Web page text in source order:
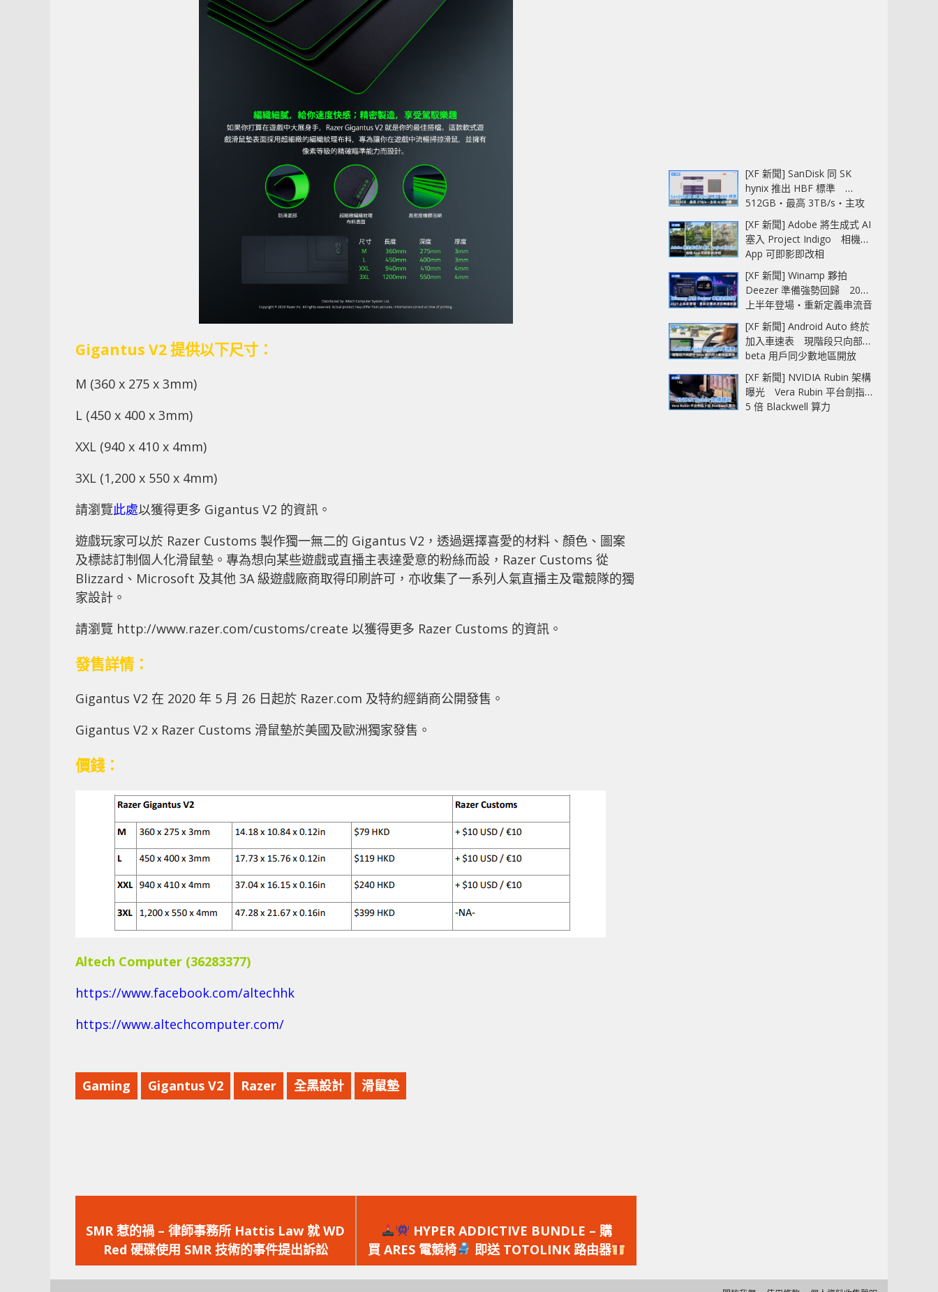
Gigantus V2 提供以下尺寸：
M (360 x 275 x 3mm)
L (450 x 400 x 3mm)
XXL (940 x 410 x 4mm)
3XL (1,200 x 550 x 4mm)
請瀏覽此處以獲得更多 Gigantus V2 的資訊。
遊戲玩家可以於 Razer Customs 製作獨一無二的 Gigantus V2，透過選擇喜愛的材料、顏色、圖案
及標誌訂制個人化滑鼠墊。專為想向某些遊戲或直播主表達愛意的粉絲而設，Razer Customs 從
Blizzard、Microsoft 及其他 3A 級遊戲廠商取得印刷許可，亦收集了一系列人氣直播主及電競隊的獨
家設計。
請瀏覽 http://www.razer.com/customs/create 以獲得更多 Razer Customs 的資訊。
發售詳情：
Gigantus V2 在 2020 年 5 月 26 日起於 Razer.com 及特約經銷商公開發售。
Gigantus V2 x Razer Customs 滑鼠墊於美國及歐洲獨家發售。
價錢：
Altech Computer (36283377)
https://www.facebook.com/altechhk
https://www.altechcomputer.com/
Gaming Gigantus V2 Razer 全黑設計 滑鼠墊
一
篇
文
SMR 惹的禍 – 律師事務所 Hattis Law 就 WD
Red 硬碟使用 SMR 技術的事件提出訴訟
一
篇
文
HYPER ADDICTIVE BUNDLE – 購
買 ARES 電競椅
即送 TOTOLINK 路由器
[XF 新聞] SanDisk 同 SK
hynix 推出 HBF 標準
512GB‧最高 3TB/s‧主攻
AI 記憶體
[XF 新聞] Adobe 將生成式 AI
塞入 Project Indigo 相機
App 可即影即改相
[XF 新聞] Winamp 夥拍
Deezer 準備強勢回歸 2027
上半年登場‧重新定義串流音
樂播放器
[XF 新聞] Android Auto 終於
加入車速表 現階段只向部分
beta 用戶同少數地區開放
[XF 新聞] NVIDIA Rubin 架構
曝光 Vera Rubin 平台劍指
5 倍 Blackwell 算力